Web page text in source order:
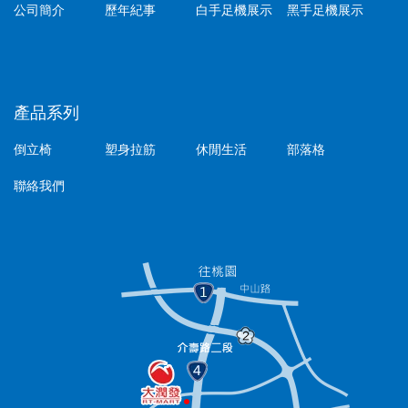
公司簡介 歷年紀事 白手足機展示 黑手足機展示
產品系列
倒立椅 塑身拉筋 休閒生活 部落格
聯絡我們